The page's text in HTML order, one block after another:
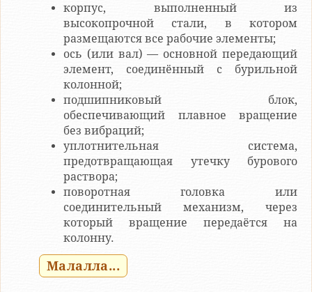
корпус, выполненный из
высокопрочной стали, в котором
размещаются все рабочие элементы;
ось (или вал) — основной передающий
элемент, соединённый с бурильной
колонной;
подшипниковый блок,
обеспечивающий плавное вращение
без вибраций;
уплотнительная система,
предотвращающая утечку бурового
раствора;
поворотная головка или
соединительный механизм, через
который вращение передаётся на
колонну.
Малалла...